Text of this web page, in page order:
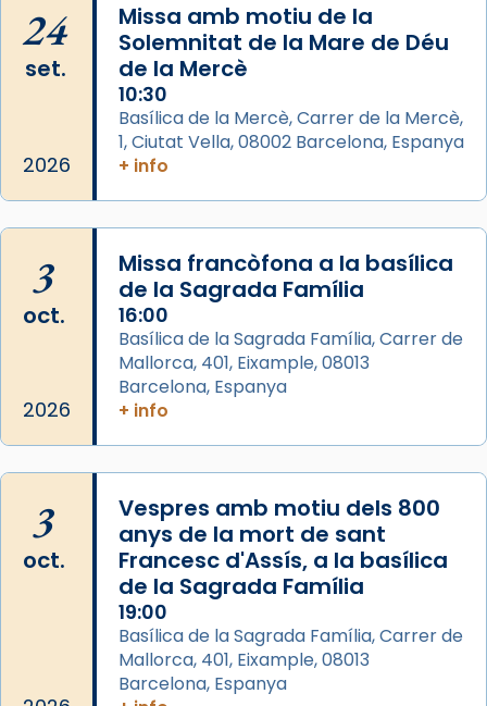
📸 Dr. G. Simón
Photo
View on Facebook ·
Arquebisbat de Barcelona
Memòria de les santes Juliana i
Semproniana, verges i màrtirs.
Acompanyant la història de sant Cugat, a
partir de l’Edat Mitjana sorgeix la tradició
que les santes Juliana (“relatiu a Júlia”) i
Semproniana (“relatiu a Semprònia =
eterna”) són deixebles seves. I l’any 1667, el
frare Joan Gaspar Roig, afirma en una obra
que les santes són filles de l’antiga Iluro.
Mataró en reivindicarà les relíquies fins que
les aconseguirà el 1772. L’ofici que es canta
a la “Missa de les Santes” (“Missa de
Glòria”) fou composta el 1848 per Mn.
Manuel Blanch, amb aire d’òpera
italianitzant; s’interpreta per privilegi
pontifici, amb orquestra i cor, i té una
duració aproximada de tres hores. Després,
processó (recuperada el 1972) al voltant
24
set.
2026
Missa amb motiu de la
Solemnitat de la Mare de Déu
de la Mercè
10:30
Basílica de la Mercè, Carrer de la Mercè,
1, Ciutat Vella, 08002 Barcelona, Espanya
+ info
3
oct.
2026
Missa francòfona a la basílica
de la Sagrada Família
16:00
Basílica de la Sagrada Família, Carrer de
Mallorca, 401, Eixample, 08013
Barcelona, Espanya
+ info
3
oct.
Vespres amb motiu dels 800
anys de la mort de sant
Francesc d'Assís, a la basílica
de la Sagrada Família
19:00
Basílica de la Sagrada Família, Carrer de
Mallorca, 401, Eixample, 08013
Barcelona, Espanya